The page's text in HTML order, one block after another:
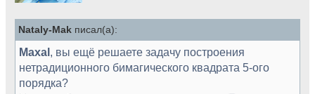
Nataly-Mak писал(а):
Maxal, вы ещё решаете задачу построения
нетрадиционного бимагического квадрата 5-ого
порядка?